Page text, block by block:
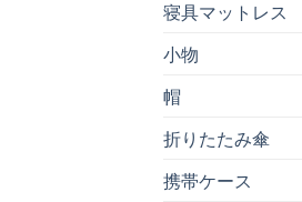
寝具マットレス
小物
帽
折りたたみ傘
携帯ケース